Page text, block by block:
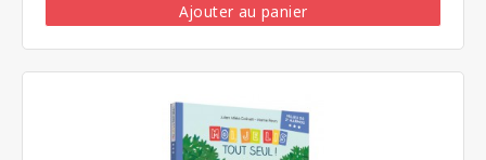
Ajouter au panier